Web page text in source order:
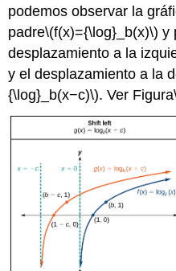
podemos observar la
padre\(f(x)={\log}_b(x)\) y
desplazamiento a la
y el desplazamiento a la
{\log}_b(x−c)\). Ver Figura